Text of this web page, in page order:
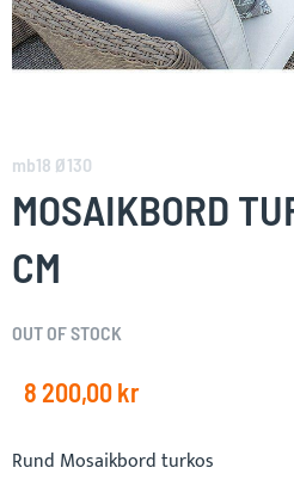
to
the
beginning
of
the
images
mb18 Ø130
MOSAIKBORD
CM
OUT OF STOCK
8 200,00 kr
Rund Mosaikbord turkos